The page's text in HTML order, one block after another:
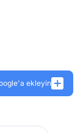
ekleyin